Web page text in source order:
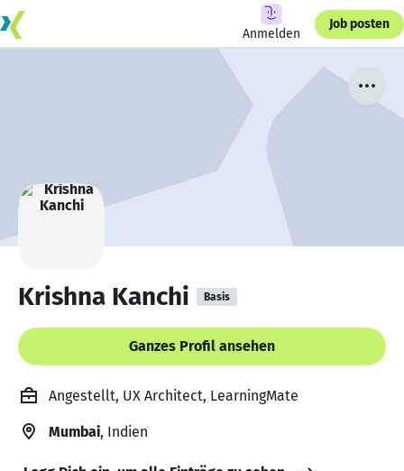
Anmelden
Job posten
Krishna Kanchi Basis
Ganzes Profil ansehen
Angestellt, UX Architect, LearningMate
Mumbai, Indien